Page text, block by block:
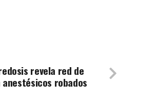
revela red de
robados